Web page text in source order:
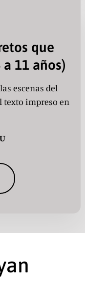
que
11 años)
escenas del
texto impreso en